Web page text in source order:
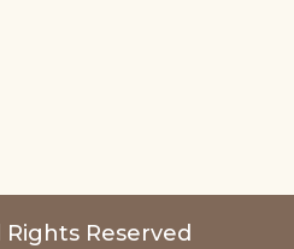
Reserved